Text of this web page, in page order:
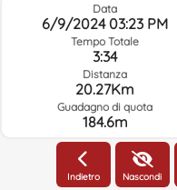
Data
6/9/2024 03:23 PM
Tempo Totale
3:34
Distanza
20.27Km
Guadagno di quota
184.6m
Meteo Del Giorno
Indietro Nascondi